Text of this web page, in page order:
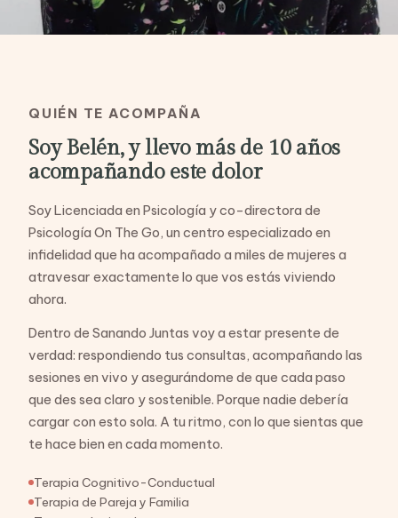
QUIÉN TE ACOMPAÑA
Soy Belén, y llevo más de 10 años
acompañando este dolor
Soy Licenciada en Psicología y co-directora de
Psicología On The Go, un centro especializado en
infidelidad que ha acompañado a miles de mujeres a
atravesar exactamente lo que vos estás viviendo
ahora.
Dentro de Sanando Juntas voy a estar presente de
verdad: respondiendo tus consultas, acompañando las
sesiones en vivo y asegurándome de que cada paso
que des sea claro y sostenible. Porque nadie debería
cargar con esto sola. A tu ritmo, con lo que sientas que
te hace bien en cada momento.
Terapia Cognitivo-Conductual
Terapia de Pareja y Familia